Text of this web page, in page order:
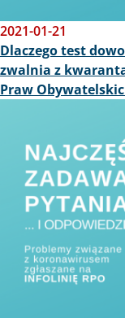
2021-01-21
Dlaczego test
zwalnia z
Praw